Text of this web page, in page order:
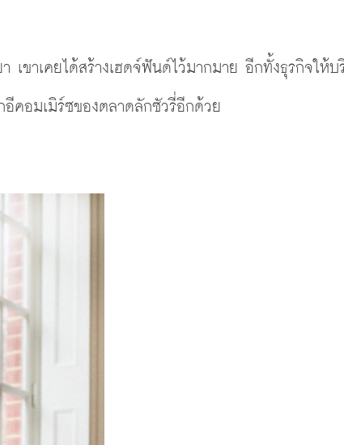
เขาเคยได้สร้างเฮดจ์ฟันด์ไว้มากมาย อีกทั้งธุรกิจให้บ
อีคอมเมิร์ซของตลาดลักซัวรี่อีกด้วย